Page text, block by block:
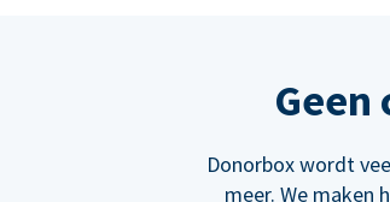
Donorbox wordt
meer. We maken